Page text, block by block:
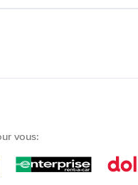
vous: